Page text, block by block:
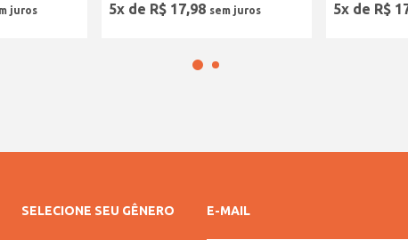
5x de R$ 17,98 5x de R$
SELECIONE SEU GÊNERO E-MAIL